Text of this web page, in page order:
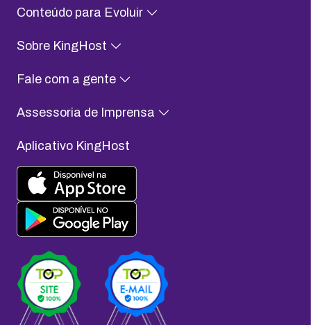
Conteúdo para Evoluir
Sobre KingHost
Fale com a gente
Assessoria de Imprensa
Aplicativo KingHost